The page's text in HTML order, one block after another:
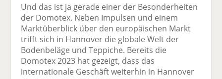
Und das ist ja gerade einer der Besonderheiten
der Domotex. Neben Impulsen und einem
Marktüberblick über den europäischen Markt
trifft sich in Hannover die globale Welt der
Bodenbeläge und Teppiche. Bereits die
Domotex 2023 hat gezeigt, dass das
internationale Geschäft weiterhin in Hannover